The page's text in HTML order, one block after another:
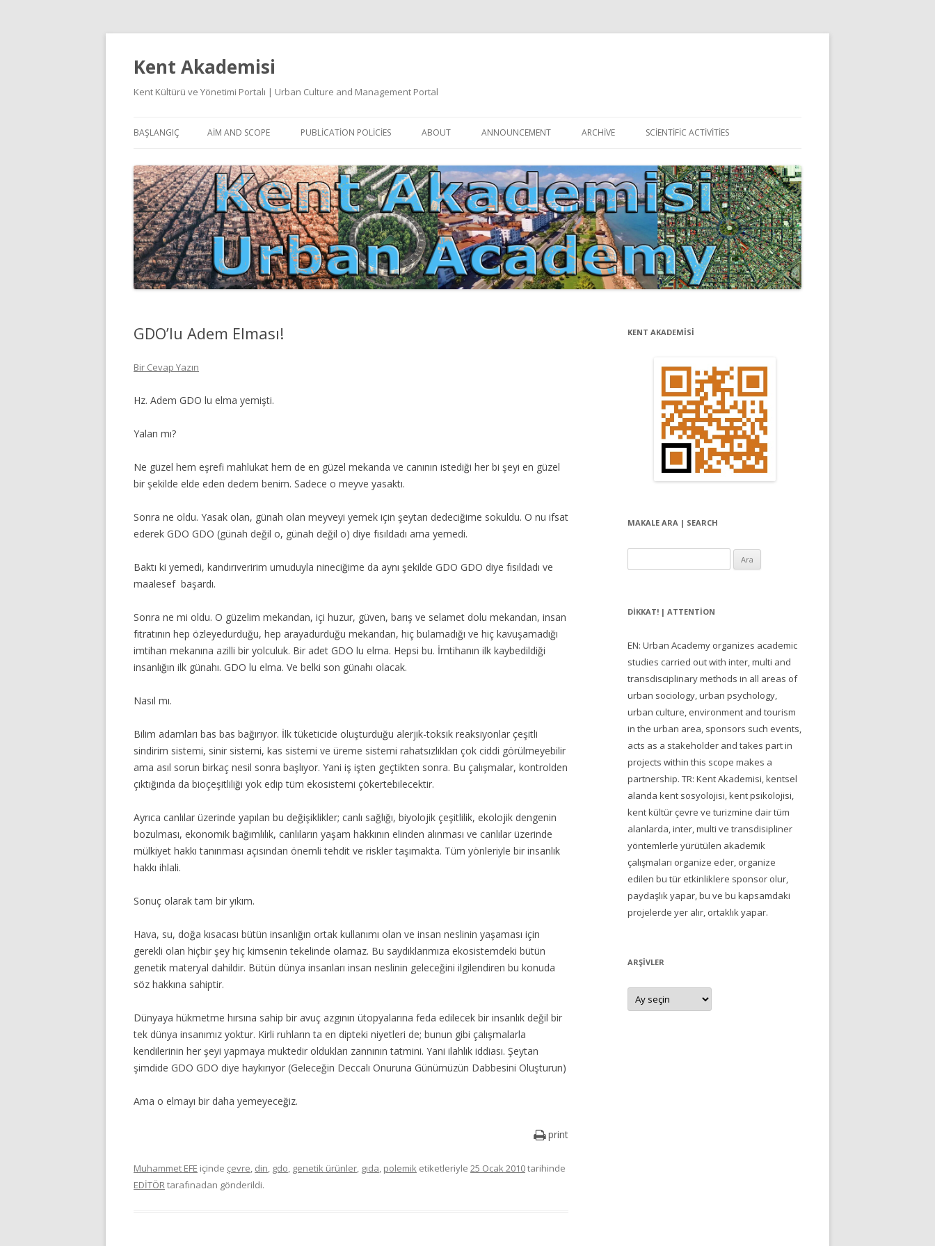
Kent Akademisi
Kent Kültürü ve Yönetimi Portalı | Urban Culture and Management Portal
atla
BAŞLANGIÇ AIM AND SCOPE PUBLICATION POLICIES
DOCUMENTATION
YAZIM KURALLARI
SÜREÇ REHBERI | PROCESS GUIDE
ETIK İLKELER | ETHICAL RULES
ABOUT
EDITORIAL BOARD
ETIK KURUL | ETHICAL BOARDS
İNDEKSLER
JOURNAL HISTORY | DERGI
TARIHÇESI
REKLAM TARIFESI |
ADVERTISEMENT FEE
ANNOUNCEMENT ARCHIVE SCIENTIFIC ACTIVITIES
GDO’lu Adem Elması!
Bir Cevap Yazın
Hz. Adem GDO lu elma yemişti.
Yalan mı?
Ne güzel hem eşrefi mahlukat hem de en güzel mekanda ve canının istediği her bi şeyi en güzel
bir şekilde elde eden dedem benim. Sadece o meyve yasaktı.
Sonra ne oldu. Yasak olan, günah olan meyveyi yemek için şeytan dedeciğime sokuldu. O nu ifsat
ederek GDO GDO (günah değil o, günah değil o) diye fısıldadı ama yemedi.
Baktı ki yemedi, kandırıveririm umuduyla nineciğime da aynı şekilde GDO GDO diye fısıldadı ve
maalesef başardı.
Sonra ne mi oldu. O güzelim mekandan, içi huzur, güven, barış ve selamet dolu mekandan, insan
fıtratının hep özleyedurduğu, hep arayadurduğu mekandan, hiç bulamadığı ve hiç kavuşamadığı
imtihan mekanına azilli bir yolculuk. Bir adet GDO lu elma. Hepsi bu. İmtihanın ilk kaybedildiği
insanlığın ilk günahı. GDO lu elma. Ve belki son günahı olacak.
Nasıl mı.
Bilim adamları bas bas bağırıyor. İlk tüketicide oluşturduğu alerjik-toksik reaksiyonlar çeşitli
sindirim sistemi, sinir sistemi, kas sistemi ve üreme sistemi rahatsızlıkları çok ciddi görülmeyebilir
ama asıl sorun birkaç nesil sonra başlıyor. Yani iş işten geçtikten sonra. Bu çalışmalar, kontrolden
çıktığında da bioçeşitliliği yok edip tüm ekosistemi çökertebilecektir.
Ayrıca canlılar üzerinde yapılan bu değişiklikler; canlı sağlığı, biyolojik çeşitlilik, ekolojik dengenin
bozulması, ekonomik bağımlılık, canlıların yaşam hakkının elinden alınması ve canlılar üzerinde
mülkiyet hakkı tanınması açısından önemli tehdit ve riskler taşımakta. Tüm yönleriyle bir insanlık
hakkı ihlali.
Sonuç olarak tam bir yıkım.
Hava, su, doğa kısacası bütün insanlığın ortak kullanımı olan ve insan neslinin yaşaması için
gerekli olan hiçbir şey hiç kimsenin tekelinde olamaz. Bu saydıklarımıza ekosistemdeki bütün
genetik materyal dahildir. Bütün dünya insanları insan neslinin geleceğini ilgilendiren bu konuda
söz hakkına sahiptir.
Dünyaya hükmetme hırsına sahip bir avuç azgının ütopyalarına feda edilecek bir insanlık değil bir
tek dünya insanımız yoktur. Kirli ruhların ta en dipteki niyetleri de; bunun gibi çalışmalarla
kendilerinin her şeyi yapmaya muktedir oldukları zannının tatmini. Yani ilahlık iddiası. Şeytan
şimdide GDO GDO diye haykırıyor (Geleceğin Deccalı Onuruna Günümüzün Dabbesini Oluşturun)
Ama o elmayı bir daha yemeyeceğiz.
print
Muhammet EFE içinde çevre, din, gdo, genetik ürünler, gıda, polemik etiketleriyle 25 Ocak 2010tarihinde
EDİTÖRtarafınadan gönderildi.
KENT AKADEMİSİ
MAKALE ARA | SEARCH
DIKKAT! | ATTENTION
EN: Urban Academy organizes academic
studies carried out with inter, multi and
transdisciplinary methods in all areas of
urban sociology, urban psychology,
urban culture, environment and tourism
in the urban area, sponsors such events,
acts as a stakeholder and takes part in
projects within this scope makes a
partnership. TR: Kent Akademisi, kentsel
alanda kent sosyolojisi, kent psikolojisi,
kent kültür çevre ve turizmine dair tüm
alanlarda, inter, multi ve transdisipliner
yöntemlerle yürütülen akademik
çalışmaları organize eder, organize
edilen bu tür etkinliklere sponsor olur,
paydaşlık yapar, bu ve bu kapsamdaki
projelerde yer alır, ortaklık yapar.
ARŞIVLER
Arşivler